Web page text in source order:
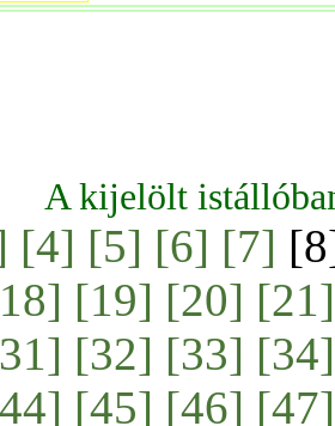
A kijelölt
[4] [5] [6] [7]
[19] [20] [21]
[32] [33] [34]
[45] [46] [47]